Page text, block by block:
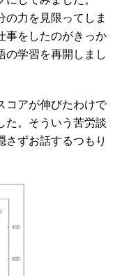
の力を見限ってしま
事をしたのがきっか
の学習を再開しまし
コアが伸びたわけで
た。そういう苦労談
さずお話するつもり